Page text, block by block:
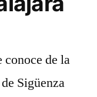
conoce de la
Sigüenza